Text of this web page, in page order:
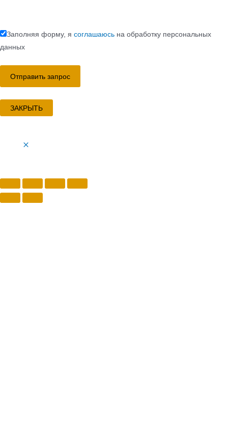
Заполняя форму, я соглашаюсь на обработку персональных
данных
ЗАКРЫТЬ